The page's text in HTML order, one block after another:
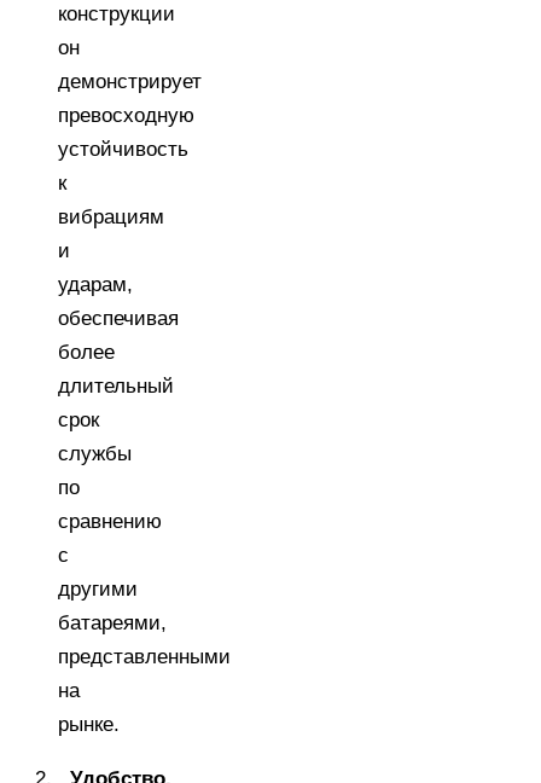
конструкции
он
демонстрирует
превосходную
устойчивость
к
вибрациям
и
ударам,
обеспечивая
более
длительный
срок
службы
по
сравнению
с
другими
батареями,
представленными
на
рынке.